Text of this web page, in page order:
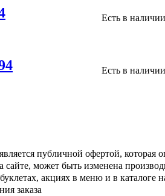
Есть в наличии
Есть в наличии
публичной офертой, которая
может быть изменена
акциях в меню и в каталоге
заказа